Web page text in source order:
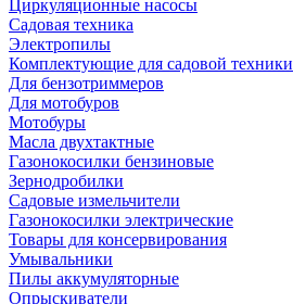
Циркуляционные насосы
Садовая техника
Электропилы
Комплектующие для садовой техники
Для бензотриммеров
Для мотобуров
Мотобуры
Масла двухтактные
Газонокосилки бензиновые
Зернодробилки
Садовые измельчители
Газонокосилки электрические
Товары для консервирования
Умывальники
Пилы аккумуляторные
Опрыскиватели